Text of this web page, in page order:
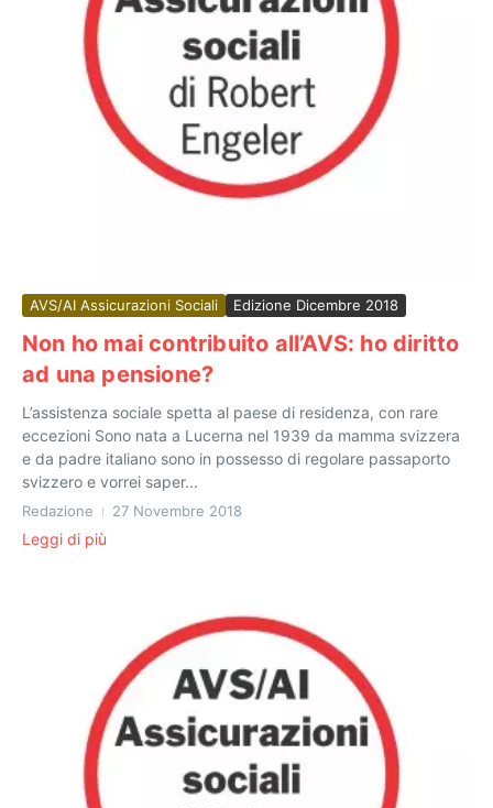
AVS/AI Assicurazioni Sociali Edizione Dicembre 2018
Non ho mai contribuito all’AVS: ho diritto
ad una pensione?
L’assistenza sociale spetta al paese di residenza, con rare
eccezioni Sono nata a Lucerna nel 1939 da mamma svizzera
e da padre italiano sono in possesso di regolare passaporto
svizzero e vorrei saper...
Redazione 27 Novembre 2018
Leggi di più